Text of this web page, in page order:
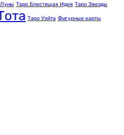
Таро Блестящая Идея Таро Звезды
Таро Уэйта Фигурные карты